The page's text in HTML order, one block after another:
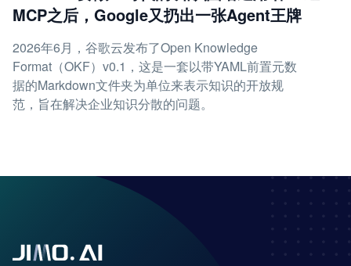
MCP之后，Google又扔出一张Agent王牌
2026年6月，谷歌云发布了Open Knowledge
Format（OKF）v0.1，这是一套以带YAML前置元数
据的Markdown文件夹为单位来表示知识的开放规
范，旨在解决企业知识分散的问题。